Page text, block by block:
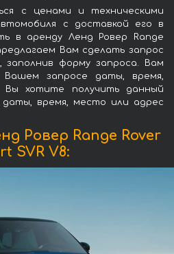
с ценами и техническими
с доставкой его в
в аренду Ленд Ровер Range
Вам сделать запрос
заполнив форму запроса. Вам
Вашем запросе даты, время,
хотите получить данный
время, место или адрес
Ровер Range Rover
SVR V8: